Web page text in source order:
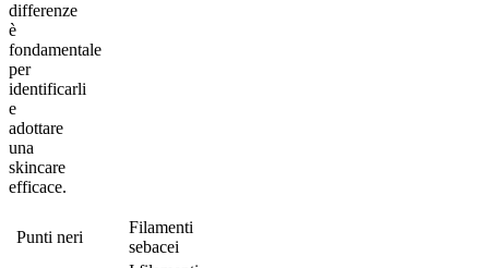
differenze
è
fondamentale
per
identificarli
e
adottare
una
skincare
efficace.
Punti neri
Filamenti
sebacei